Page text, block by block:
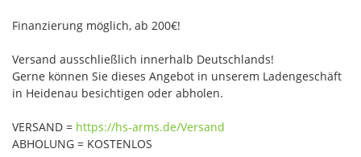
Finanzierung möglich, ab 200€!
Versand ausschließlich innerhalb Deutschlands!
Gerne können Sie dieses Angebot in unserem Ladengeschäft
in Heidenau besichtigen oder abholen.
VERSAND = https://hs-arms.de/Versand
ABHOLUNG = KOSTENLOS